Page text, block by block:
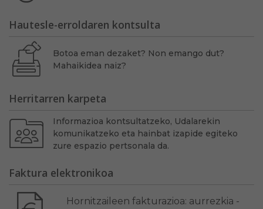
Hautesle-erroldaren kontsulta
Botoa eman dezaket? Non emango dut?
Mahaikidea naiz?
Herritarren karpeta
Informazioa kontsultatzeko, Udalarekin
komunikatzeko eta hainbat izapide egiteko
zure espazio pertsonala da.
Faktura elektronikoa
Hornitzaileen fakturazioa: aurrezkia -